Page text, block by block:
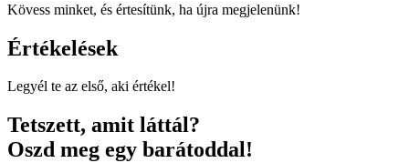
Kövess minket, és értesítünk, ha újra megjelenünk!
Értékelések
Legyél te az első, aki értékel!
Tetszett, amit láttál?
Oszd meg egy barátoddal!